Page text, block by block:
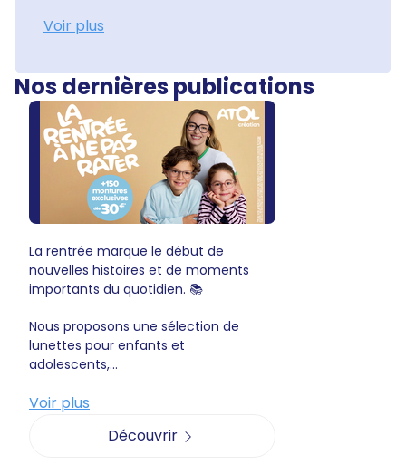
Voir plus
Nos dernières publications
La rentrée marque le début de
nouvelles histoires et de moments
importants du quotidien. 📚
Nous proposons une sélection de
lunettes pour enfants et
adolescents,...
Voir plus
Découvrir